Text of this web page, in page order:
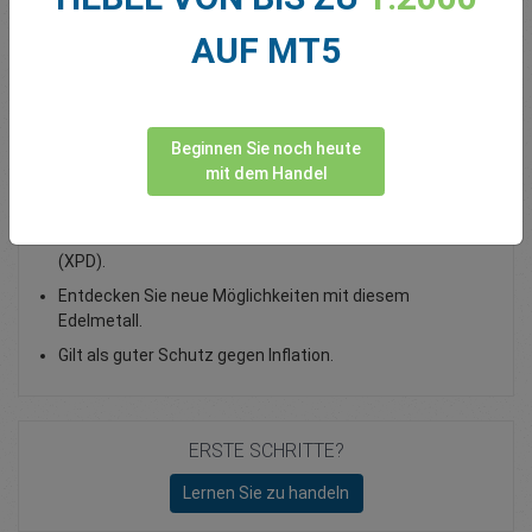
Palladium-Trading Online als CFD
(XPD).
Entdecken Sie neue Möglichkeiten mit diesem
Edelmetall.
Gilt als guter Schutz gegen Inflation.
ERSTE SCHRITTE?
Lernen Sie zu handeln
AUF MT5
Beginnen Sie noch heute
mit dem Handel